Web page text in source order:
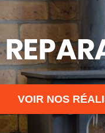
VOIR NOS